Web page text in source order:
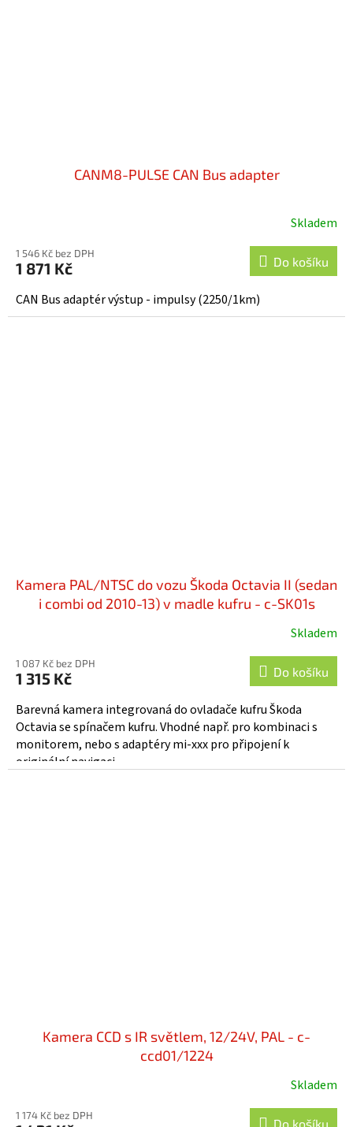
CANM8-PULSE CAN Bus adapter
produktu
je
5,0
z
Skladem
1 546 Kč bez DPH
1 871 Kč Do košíku
CAN Bus adaptér výstup - impulsy (2250/1km)
Kamera PAL/NTSC do vozu Škoda Octavia II (sedan
i combi od 2010-13) v madle kufru - c-SK01s
Skladem
1 087 Kč bez DPH
1 315 Kč Do košíku
Barevná kamera integrovaná do ovladače kufru Škoda
Octavia se spínačem kufru. Vhodné např. pro kombinaci s
monitorem, nebo s adaptéry mi-xxx pro připojení k
originální navigaci....
Kamera CCD s IR světlem, 12/24V, PAL - c-
ccd01/1224
Skladem
1 174 Kč bez DPH
Do košíku